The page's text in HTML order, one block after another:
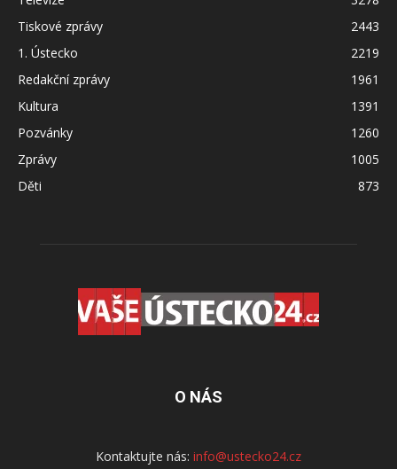
Tiskové zprávy
2443
1. Ústecko
2219
Redakční zprávy
1961
Kultura
1391
Pozvánky
1260
Zprávy
1005
Děti
873
O NÁS
Kontaktujte nás: info@ustecko24.cz